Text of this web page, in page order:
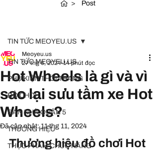
> Post
TIN TỨC MEOYEU.US
PHỤ KIỆN THỜI TRANG
ĐỒ CHƠI
BÁN NHÀ QUẬN 5
THƯƠNG HIỆU
THỰC PHẨM CHỨC NĂNG
TIN TỨC MEOYEU.US
Hot Wheels là gì và vì
sao lại sưu tầm xe Hot
Wheels?
Meoyeu.us
27 thg 6, 2024 14 phút đọc
Đã cập nhật:11 thg 11, 2024
Thương hiệu đồ chơi Hot